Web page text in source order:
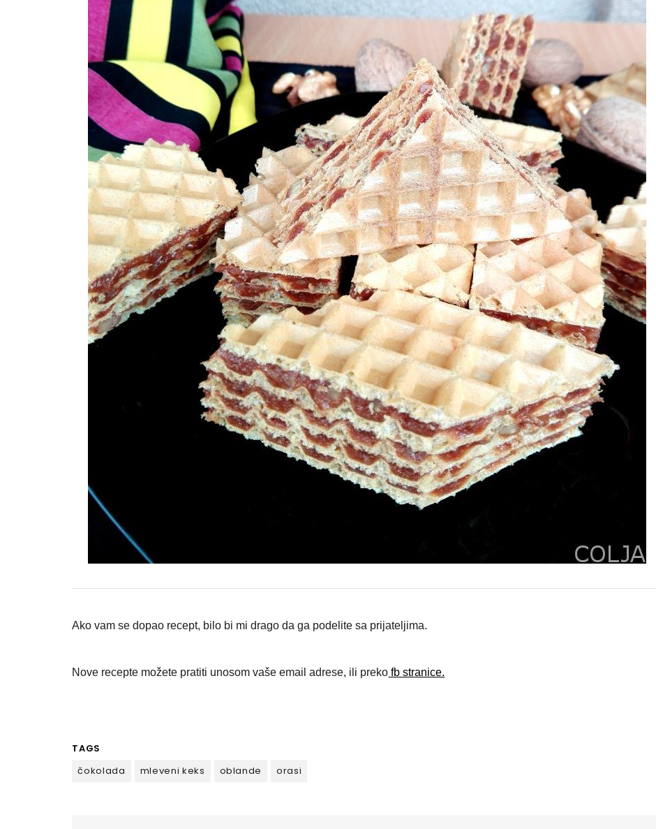
Ako vam se dopao recept, bilo bi mi drago da ga podelite sa prijateljima.
Nove recepte možete pratiti unosom vaše email adrese, ili preko fb stranice.
TAGS
čokolada
mleveni keks oblande orasi